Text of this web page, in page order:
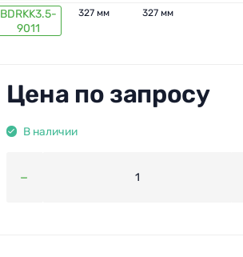
BDRKK3.5-
9011
327 мм 327 мм
Цена по запросу
В наличии